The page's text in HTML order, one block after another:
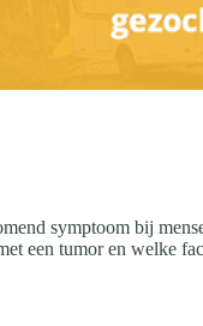
symptoom bij
een tumor en welke